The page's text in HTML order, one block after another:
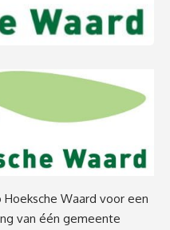
Waard voor een
van één gemeente